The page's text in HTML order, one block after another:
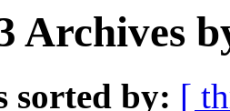
Archives
sorted by: [